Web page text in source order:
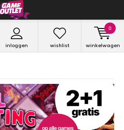
inloggen wishlist winkelwagen
0